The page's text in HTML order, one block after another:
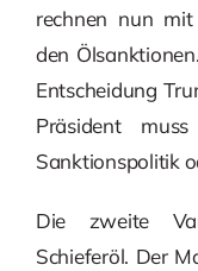
rechnen nun
den
Entscheidung
Präsident
Sanktionspolitik
Die zweite
Schieferöl. Der